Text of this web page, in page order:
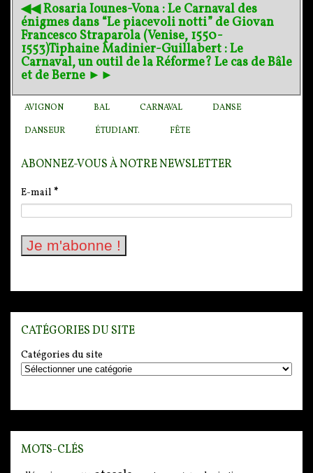
◀︎◀︎ Rosaria Iounes-Vona : Le Carnaval des
énigmes dans “Le piacevoli notti” de Giovan
Francesco Straparola (Venise, 1550-
1553)Tiphaine Madinier-Guillabert : Le
Carnaval, un outil de la Réforme? Le cas de Bâle
et de Berne ►►
AVIGNON BAL CARNAVAL DANSE
DANSEUR ÉTUDIANT. FÊTE
ABONNEZ-VOUS À NOTRE NEWSLETTER
E-mail *
CATÉGORIES DU SITE
Catégories du site
MOTS-CLÉS